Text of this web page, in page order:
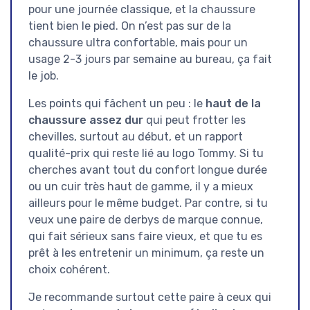
pour une journée classique, et la chaussure
tient bien le pied. On n’est pas sur de la
chaussure ultra confortable, mais pour un
usage 2-3 jours par semaine au bureau, ça fait
le job.
Les points qui fâchent un peu : le haut de la
chaussure assez dur qui peut frotter les
chevilles, surtout au début, et un rapport
qualité-prix qui reste lié au logo Tommy. Si tu
cherches avant tout du confort longue durée
ou un cuir très haut de gamme, il y a mieux
ailleurs pour le même budget. Par contre, si tu
veux une paire de derbys de marque connue,
qui fait sérieux sans faire vieux, et que tu es
prêt à les entretenir un minimum, ça reste un
choix cohérent.
Je recommande surtout cette paire à ceux qui